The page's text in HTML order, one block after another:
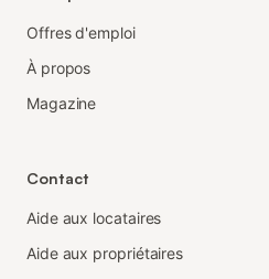
Offres d'emploi
À propos
Magazine
Contact
Aide aux locataires
Aide aux propriétaires